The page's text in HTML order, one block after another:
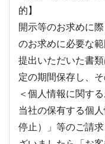
的】
開示等のお求めに
のお求めに必要な
提出いただいた書
定の期間保存し、
＜個人情報に関す
当社の保有する個
停止）」等のご請